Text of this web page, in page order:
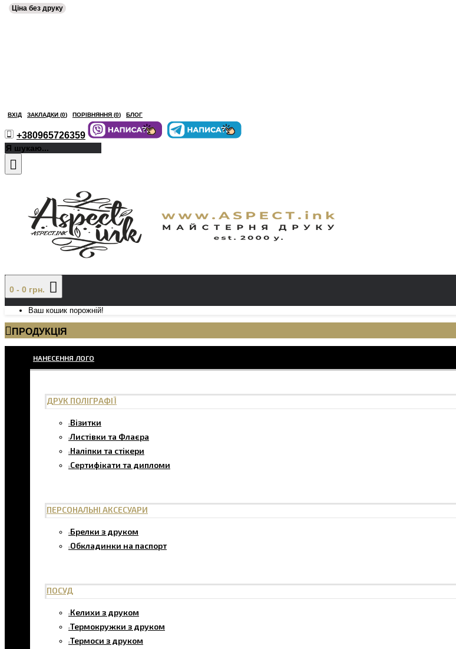
ВХІД ЗАКЛАДКИ (0) ПОРІВНЯННЯ (0) БЛОГ
+380965726359
0 - 0 грн.
Ваш кошик порожній!
ПРОДУКЦІЯ
НАНЕСЕННЯ ЛОГО
ДРУК ПОЛІГРАФІЇ
Візитки
Листівки та Флаєра
Наліпки та стікери
Сертифікати та дипломи
ПЕРСОНАЛЬНІ АКСЕСУАРИ
Брелки з друком
Обкладинки на паспорт
ПОСУД
Келихи з друком
Термокружки з друком
Термоси з друком
Ціна без друку